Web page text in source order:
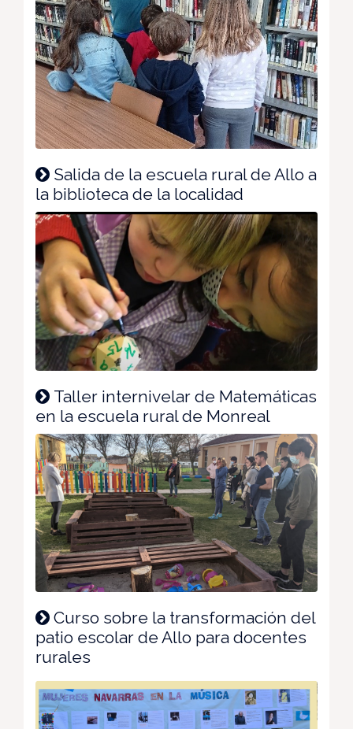
Salida de la escuela rural de Allo a
la biblioteca de la localidad
Taller internivelar de Matemáticas
en la escuela rural de Monreal
Curso sobre la transformación del
patio escolar de Allo para docentes
rurales